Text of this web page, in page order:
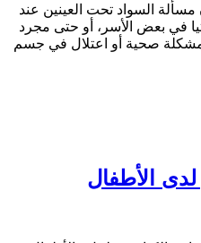
السواد تحت العينين عند
في بعض الأسر، أو حتى مجرد
صحية أو اعتلال في جسم
الأطفال